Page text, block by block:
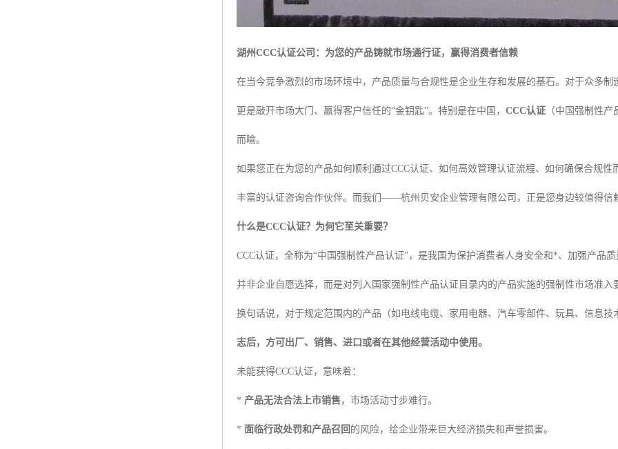
湖州CCC认证公司：为您的产品铸就市场通行证，赢得消费者信赖
在当今竞争激烈的市场环境中，产品质量与合规性是企业生存和发展的基石。对于众多
更是敲开市场大门、赢得客户信任的“金钥匙”。特别是在中国， CCC认证 （中国强制性
而喻。
如果您正在为您的产品如何顺利通过CCC认证、如何高效管理认证流程、如何确保合规
丰富的认证咨询合作伙伴。而我们——杭州贝安企业管理有限公司，正是您身边较值得信
什么是CCC认证？为何它至关重要？
CCC认证，全称为“中国强制性产品认证”，是我国为保护消费者人身安全和*、加强产品
并非企业自愿选择，而是对列入国家强制性产品认证目录内的产品实施的强制性市场准入
换句话说，对于规定范围内的产品（如电线电缆、家用电器、汽车零部件、玩具、信息技
志后，方可出厂、销售、进口或者在其他经营活动中使用。
未能获得CCC认证，意味着：
* 产品无法合法上市销售，市场活动寸步难行。
* 面临行政处罚和产品召回 的风险，给企业带来巨大经济损失和声誉损害。